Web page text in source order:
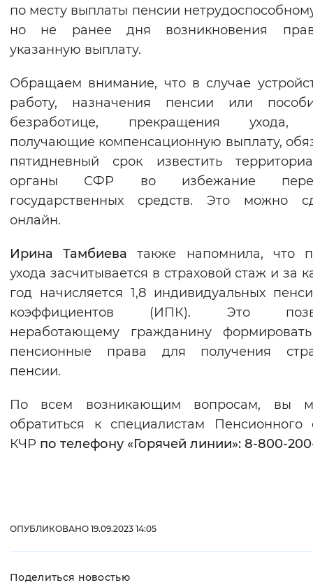
по месту выплаты пенсии
но не ранее дня возникновения
указанную выплату.
Обращаем внимание, что в случае
работу, назначения пенсии или
безработице, прекращения ухода,
получающие компенсационную выплату,
пятидневный срок известить
органы СФР во избежание
государственных средств. Это можно
онлайн.
Ирина Тамбиева также напомнила, что
ухода засчитывается в страховой стаж и за
год начисляется 1,8 индивидуальных
коэффициентов (ИПК). Это
неработающему гражданину
пенсионные права для получения
пенсии.
По всем возникающим вопросам, вы
обратиться к специалистам Пенсионного
КЧР по телефону «Горячей линии»: 8-800-
ОПУБЛИКОВАНО 19.09.2023 14:05
Поделиться новостью